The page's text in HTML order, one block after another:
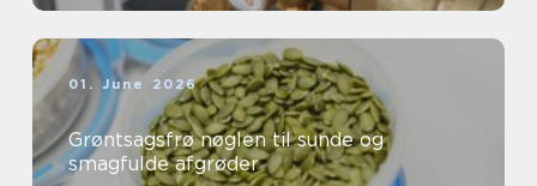
01. June 2026
Grøntsagsfrø nøglen til sunde og
smagfulde afgrøder